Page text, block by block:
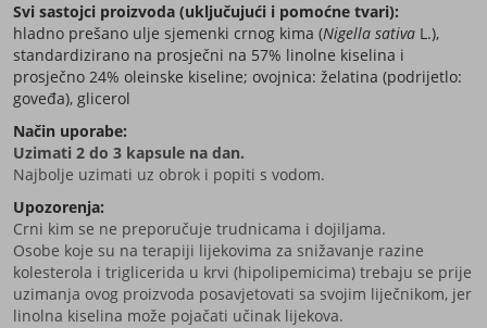
Svi sastojci proizvoda (uključujući i pomoćne tvari):
hladno prešano ulje sjemenki crnog kima (Nigella sativa L.),
standardizirano na prosječni na 57% linolne kiselina i
prosječno 24% oleinske kiseline; ovojnica: želatina (podrijetlo:
goveđa), glicerol
Način uporabe:
Uzimati 2 do 3 kapsule na dan.
Najbolje uzimati uz obrok i popiti s vodom.
Upozorenja:
Crni kim se ne preporučuje trudnicama i dojiljama.
Osobe koje su na terapiji lijekovima za snižavanje razine
kolesterola i triglicerida u krvi (hipolipemicima) trebaju se prije
uzimanja ovog proizvoda posavjetovati sa svojim liječnikom, jer
linolna kiselina može pojačati učinak lijekova.